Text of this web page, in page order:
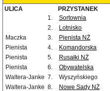
ULICA PRZYSTANEK
1.
Sortownia
2.
Lotnisko
Maczka
3. Pienista NŻ
Pienista
4. Komandorska
Pienista
5. Rusałki NŻ
Pienista
6. Obywatelska
Waltera-Janke 7.
Wyszyńskiego
Waltera-Janke 8. Nowe Sady NŻ